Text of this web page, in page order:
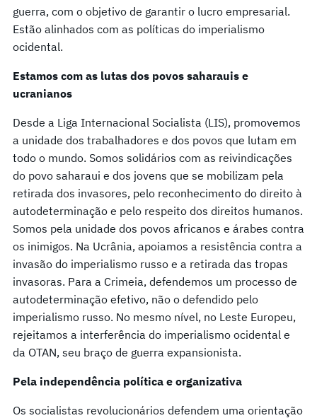
guerra, com o objetivo de garantir o lucro empresarial.
Estão alinhados com as políticas do imperialismo
ocidental.
Estamos com as lutas dos povos saharauis e
ucranianos
Desde a Liga Internacional Socialista (LIS), promovemos
a unidade dos trabalhadores e dos povos que lutam em
todo o mundo. Somos solidários com as reivindicações
do povo saharaui e dos jovens que se mobilizam pela
retirada dos invasores, pelo reconhecimento do direito à
autodeterminação e pelo respeito dos direitos humanos.
Somos pela unidade dos povos africanos e árabes contra
os inimigos. Na Ucrânia, apoiamos a resistência contra a
invasão do imperialismo russo e a retirada das tropas
invasoras. Para a Crimeia, defendemos um processo de
autodeterminação efetivo, não o defendido pelo
imperialismo russo. No mesmo nível, no Leste Europeu,
rejeitamos a interferência do imperialismo ocidental e
da OTAN, seu braço de guerra expansionista.
Pela independência política e organizativa
Os socialistas revolucionários defendem uma orientação